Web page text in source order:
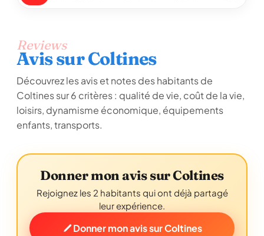
Reviews
Avis sur Coltines
Découvrez les avis et notes des habitants de
Coltines sur 6 critères : qualité de vie, coût de la vie,
loisirs, dynamisme économique, équipements
enfants, transports.
Donner mon avis sur Coltines
Rejoignez les 2 habitants qui ont déjà partagé
leur expérience.
Donner mon avis sur Coltines